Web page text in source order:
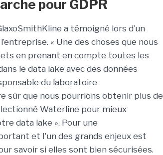
pour GDPR
a témoigné lors d’un
« Une des choses que nous
en prenant en compte toutes les
le data lake avec des données
du laboratoire
sûr que nous pourrions obtenir plus de
Waterline pour mieux
data lake ». Pour une
et l'un des grands enjeux est
savoir si elles sont bien sécurisées.